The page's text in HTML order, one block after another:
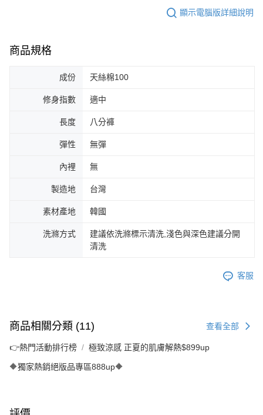
顯示電腦版詳細說明
商品規格
成份 天絲棉100
修身指數 適中
長度 八分褲
彈性 無彈
內裡 無
製造地 台灣
素材產地 韓國
洗滌方式
建議依洗滌標示清洗,淺色與深色建議分開
清洗
客服
商品相關分類 (11) 查看全部
👉熱門活動排行榜 極致涼感 正夏的肌膚解熱$899up
🔶獨家熱銷絕版品專區888up🔶